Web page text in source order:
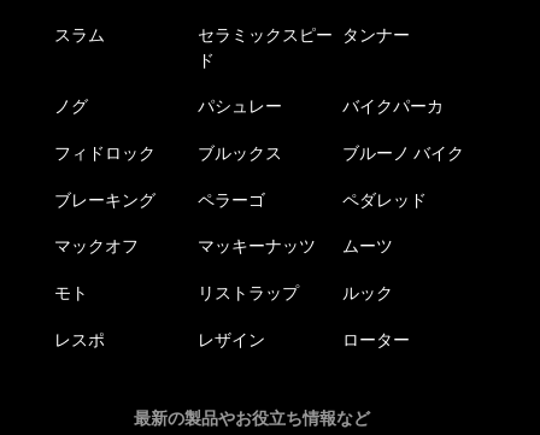
スラム
セラミックスピー
ド
タンナー
ノグ パシュレー バイクパーカ
フィドロック ブルックス ブルーノ バイク
ブレーキング ペラーゴ ペダレッド
マックオフ マッキーナッツ ムーツ
モト リストラップ ルック
レスポ レザイン ローター
最新の製品やお役立ち情報など